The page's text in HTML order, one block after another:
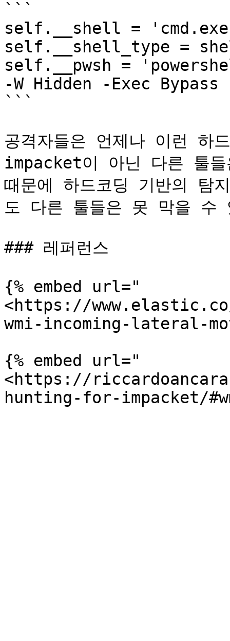
```
self.__shell =
self.__shell_type =
self.__pwsh =
-W Hidden -Exec
```
공격자들은 언제나 이런 하
impacket이 아닌 다른 툴들
때문에 하드코딩 기반의 탐
도 다른 툴들은 못 막을 수
### 레퍼런스
{% embed url="
<https://
wmi-incoming-lateral-
{% embed url="
<https://